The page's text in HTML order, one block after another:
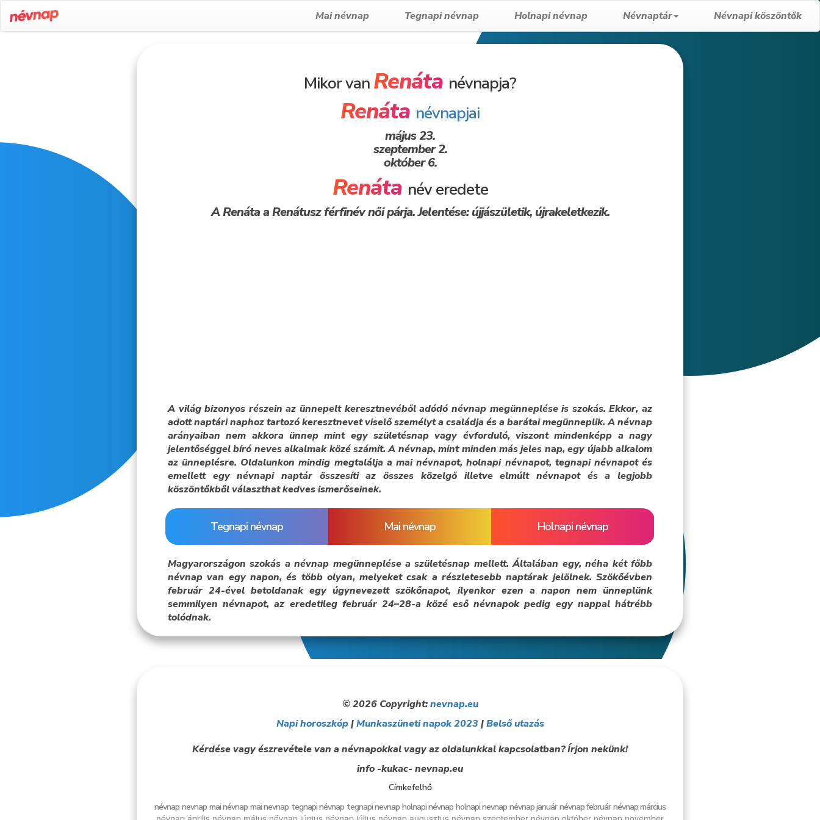
Mai névnap Tegnapi névnap Holnapi névnap Névnaptár Névnapi köszöntők
Mikor van Renáta névnapja?
Renáta névnapjai
május 23.
szeptember 2.
október 6.
Renáta név eredete
A Renáta a Renátusz férfinév női párja. Jelentése: újjászületik, újrakeletkezik.
A világ bizonyos részein az ünnepelt keresztnevéből adódó névnap megünneplése is szokás. Ekkor, az
adott naptári naphoz tartozó keresztnevet viselő személyt a családja és a barátai megünneplik. A névnap
arányaiban nem akkora ünnep mint egy születésnap vagy évforduló, viszont mindenképp a nagy
jelentőséggel bíró neves alkalmak közé számít. A névnap, mint minden más jeles nap, egy újabb alkalom
az ünneplésre. Oldalunkon mindig megtalálja a mai névnapot, holnapi névnapot, tegnapi névnapot és
emellett egy névnapi naptár összesíti az összes közelgő illetve elmúlt névnapot és a legjobb
köszöntőkből választhat kedves ismerőseinek.
Tegnapi névnap Mai névnap Holnapi névnap
Magyarországon szokás a névnap megünneplése a születésnap mellett. Általában egy, néha két főbb
névnap van egy napon, és több olyan, melyeket csak a részletesebb naptárak jelölnek. Szökőévben
február 24-ével betoldanak egy úgynevezett szökőnapot, ilyenkor ezen a napon nem ünneplünk
semmilyen névnapot, az eredetileg február 24–28-a közé eső névnapok pedig egy nappal hátrébb
tolódnak.
© 2026 Copyright:nevnap.eu
Napi horoszkóp|Munkaszüneti napok 2023|Belső utazás
Kérdése vagy észrevétele van a névnapokkal vagy az oldalunkkal kapcsolatban? Írjon nekünk!
info -kukac- nevnap.eu
Címkefelhő
névnap nevnap mai névnap mai nevnap tegnapi névnap tegnapi nevnap holnapi névnap holnapi nevnap névnap január névnap február névnap március